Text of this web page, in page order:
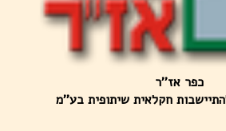
כפר אז''ר
חקלאית שיתופית בע''מ